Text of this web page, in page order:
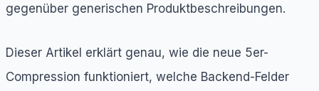
gegenüber generischen Produktbeschreibungen.
Dieser Artikel erklärt genau, wie die neue 5er-
Compression funktioniert, welche Backend-Felder